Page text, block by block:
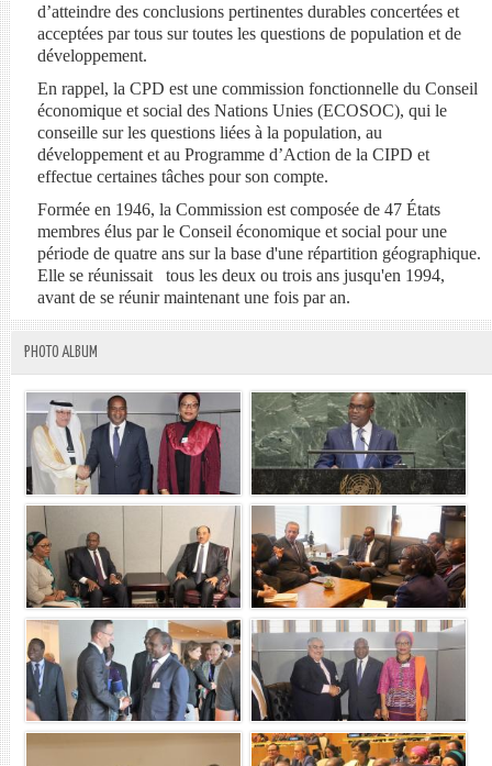
d’atteindre des conclusions pertinentes durables concertées et
acceptées par tous sur toutes les questions de population et de
développement.
En rappel, la CPD est une commission fonctionnelle du Conseil
économique et social des Nations Unies (ECOSOC), qui le
conseille sur les questions liées à la population, au
développement et au Programme d’Action de la CIPD et
effectue certaines tâches pour son compte.
Formée en 1946, la Commission est composée de 47 États
membres élus par le Conseil économique et social pour une
période de quatre ans sur la base d'une répartition géographique.
Elle se réunissait tous les deux ou trois ans jusqu'en 1994,
avant de se réunir maintenant une fois par an.
PHOTO ALBUM